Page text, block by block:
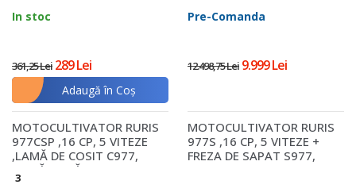
In stoc
361,25 Lei 289 Lei
Adaugă în Coş
Pre-Comanda
12.498,75 Lei 9.999 Lei
MOTOCULTIVATOR RURIS
977CSP ,16 CP, 5 VITEZE
,LAMĂ DE COSIT C977,
FREZĂ DE SĂ..
3
MOTOCULTIVATOR RURIS
977S ,16 CP, 5 VITEZE +
FREZA DE SAPAT S977,